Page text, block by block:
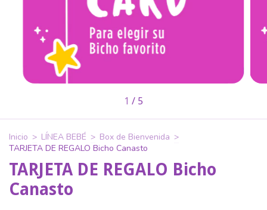
1 / 5
Inicio > LÍNEA BEBÉ > Box de Bienvenida >
TARJETA DE REGALO Bicho Canasto
TARJETA DE REGALO Bicho
Canasto